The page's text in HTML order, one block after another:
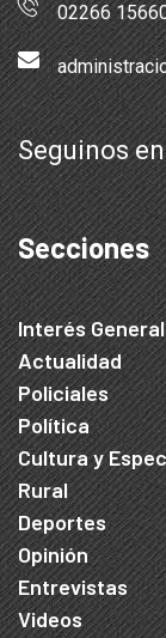
02266
Seguinos
Secciones
Interés General
Actualidad
Policiales
Política
Cultura y
Rural
Deportes
Opinión
Entrevistas
Videos